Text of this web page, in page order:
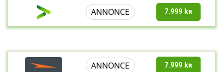
ANNONCE 7.999 kr.
ANNONCE 7.999 kr.